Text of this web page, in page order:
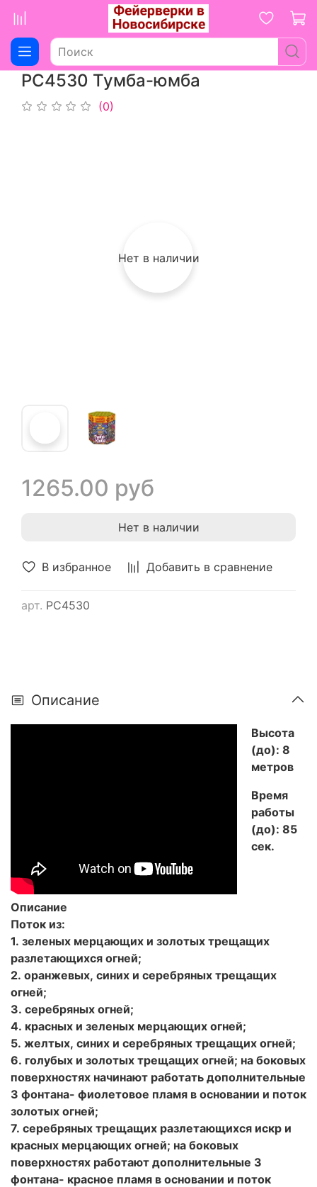
РС4530 Тумба-юмба
(0)
В избранное Добавить в сравнение
арт. РС4530
Нет в наличии
1265.00 руб
Нет в наличии
Описание
Высота
(до): 8
метров
Время
работы
(до): 85
сек.
Описание
Поток из:
1. зеленых мерцающих и золотых трещащих
разлетающихся огней;
2. оранжевых, синих и серебряных трещащих
огней;
3. серебряных огней;
4. красных и зеленых мерцающих огней;
5. желтых, синих и серебряных трещащих огней;
6. голубых и золотых трещащих огней; на боковых
поверхностях начинают работать дополнительные
3 фонтана- фиолетовое пламя в основании и поток
золотых огней;
7. серебряных трещащих разлетающихся искр и
красных мерцающих огней; на боковых
поверхностях работают дополнительные 3
фонтана- красное пламя в основании и поток